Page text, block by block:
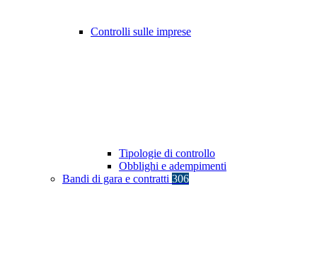
Controlli sulle imprese
Tipologie di controllo
Obblighi e adempimenti
Bandi di gara e contratti 306